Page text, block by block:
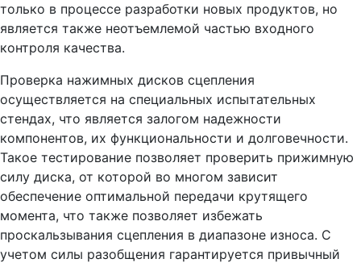
только в процессе разработки новых продуктов, но
является также неотъемлемой частью входного
контроля качества.
Проверка нажимных дисков сцепления
осуществляется на специальных испытательных
стендах, что является залогом надежности
компонентов, их функциональности и долговечности.
Такое тестирование позволяет проверить прижимную
силу диска, от которой во многом зависит
обеспечение оптимальной передачи крутящего
момента, что также позволяет избежать
проскальзывания сцепления в диапазоне износа. С
учетом силы разобщения гарантируется привычный